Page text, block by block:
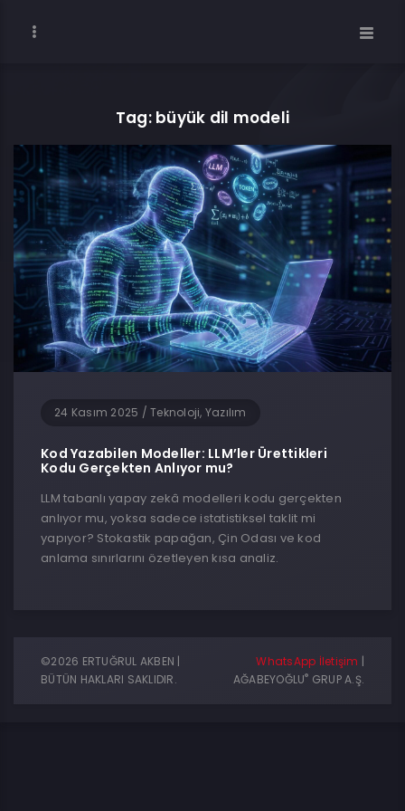
Tag: büyük dil modeli
24 Kasım 2025 / Teknoloji, Yazılım
Kod Yazabilen Modeller: LLM’ler Ürettikleri
Kodu Gerçekten Anlıyor mu?
LLM tabanlı yapay zekâ modelleri kodu gerçekten
anlıyor mu, yoksa sadece istatistiksel taklit mi
yapıyor? Stokastik papağan, Çin Odası ve kod
anlama sınırlarını özetleyen kısa analiz.
©2026 ERTUĞRUL AKBEN |
BÜTÜN HAKLARI SAKLIDIR.
WhatsApp İletişim |
AĞABEYOĞLU® GRUP A.Ş.